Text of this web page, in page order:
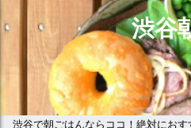
渋谷
渋谷で朝ごはんならココ！絶対におす